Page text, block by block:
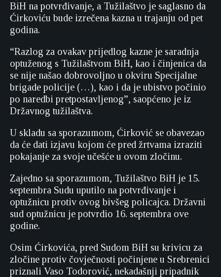
BiH na potvrđivanje, a Tužilaštvo je saglasno da
Ćirkoviću bude izrečena kazna u trajanju od pet
godina.
“Razlog za ovakav prijedlog kazne je saradnja
optuženog s Tužilaštvom BiH, kao i činjenica da
se nije našao dobrovoljno u okviru Specijalne
brigade policije (…), kao i da je ubistvo počinio
po naredbi pretpostavljenog”, saopćeno je iz
Državnog tužilaštva.
U skladu sa sporazumom, Ćirković se obavezao
da će dati izjavu kojom će pred žrtvama izraziti
pokajanje za svoje učešće u ovom zločinu.
Zajedno sa sporazumom, Tužilaštvo BiH je 15.
septembra Sudu uputilo na potvrđivanje i
optužnicu protiv ovog bivšeg policajca. Državni
sud optužnicu je potvrdio 16. septembra ove
godine.
Osim Ćirkovića, pred Sudom BiH su krivicu za
zločine protiv čovječnosti počinjene u Srebrenici
priznali Vaso Todorović, nekadašnji pripadnik